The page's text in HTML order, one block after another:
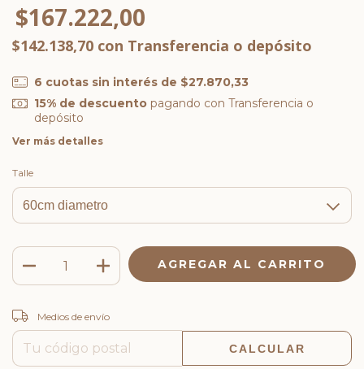
$167.222,00
$142.138,70 con Transferencia o depósito
6 cuotas sin interés de $27.870,33
15% de descuentopagando con Transferencia o
depósito
Ver más detalles
Talle
Entregas para el CP:
Medios de envío
CALCULAR